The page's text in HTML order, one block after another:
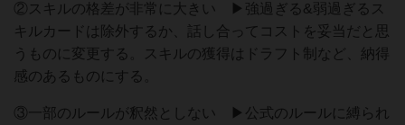
②スキルの格差が非常に大きい ▶︎強過ぎる&弱過ぎるス
キルカードは除外するか、話し合ってコストを妥当だと思
うものに変更する。スキルの獲得はドラフト制など、納得
感のあるものにする。
③一部のルールが釈然としない ▶︎公式のルールに縛られ